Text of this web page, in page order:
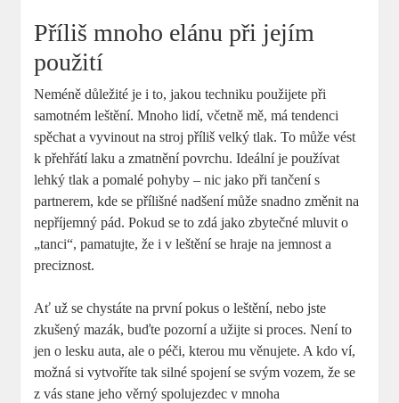
Příliš mnoho elánu při jejím
použití
Neméně důležité je i to,​ jakou‌ techniku použijete ⁢při
samotném leštění.⁣ Mnoho lidí,‌ včetně mě, má tendenci
spěchat​ a vyvinout na stroj příliš velký‍ tlak. To ‌může ‌vést
k přehřátí ⁢laku a zmatnění povrchu. Ideální je používat
lehký tlak ⁢a pomalé pohyby –‍ nic ‍jako‍ při ​tančení ⁢s
partnerem, kde se přílišné nadšení může snadno změnit na
nepříjemný⁢ pád.⁢ Pokud se to zdá jako ⁣zbytečné mluvit o
„tanci“,⁣ pamatujte,​ že i v leštění se hraje na jemnost​ a
preciznost.
Ať už se chystáte na první pokus o⁤ leštění,⁣ nebo jste
zkušený mazák, buďte pozorní a užijte si proces. Není to
jen o lesku auta, ale o​ péči, kterou mu věnujete. A⁤ kdo ví,
⁢možná​ si vytvoříte tak silné spojení se svým vozem, že se
z vás‍ stane jeho věrný spolujezdec v mnoha